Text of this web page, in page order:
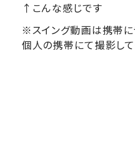
↑こんな感じです
※スイング動画は携帯
個人の携帯にて撮影し